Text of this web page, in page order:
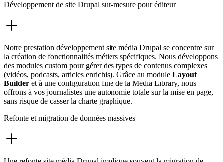
Développement de site Drupal sur-mesure pour éditeur
Notre prestation développement site média Drupal se concentre sur
la création de fonctionnalités métiers spécifiques. Nous développons
des modules custom pour gérer des types de contenus complexes
(vidéos, podcasts, articles enrichis). Grâce au module Layout
Builder et à une configuration fine de la Media Library, nous
offrons à vos journalistes une autonomie totale sur la mise en page,
sans risque de casser la charte graphique.
Refonte et migration de données massives